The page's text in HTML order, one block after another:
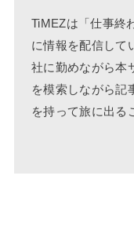
TiMEZは「仕事終
に情報を配信して
社に勤めながら本
を模索しながら記
を持って旅に出る